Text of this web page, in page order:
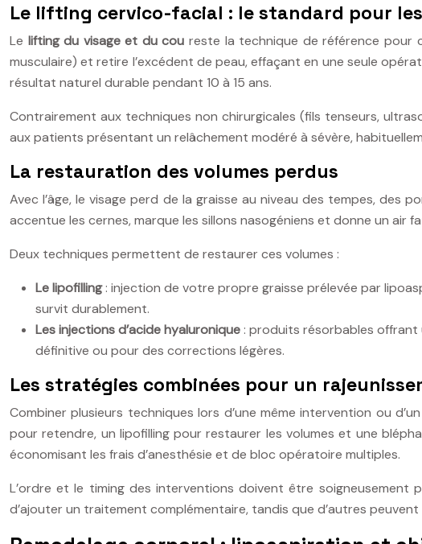
Le lifting cervico-facial : le standard pour
Le lifting du visage et du cou reste la technique de référence pour
musculaire) et retire l’excédent de peau, effaçant en une seule
résultat naturel durable pendant 10 à 15 ans.
Contrairement aux techniques non chirurgicales (fils tenseurs,
aux patients présentant un relâchement modéré à sévère,
La restauration des volumes perdus
Avec l’âge, le visage perd de la graisse au niveau des tempes,
accentue les cernes, marque les sillons nasogéniens et donne un air
Deux techniques permettent de restaurer ces volumes :
Le lipofilling: injection de votre propre graisse prélevée par
survit durablement.
Les injections d’acide hyaluronique: produits résorbables offrant
définitive ou pour des corrections légères.
Les stratégies combinées pour un
Combiner plusieurs techniques lors d’une même intervention ou
pour retendre, un lipofilling pour restaurer les volumes et une
économisant les frais d’anesthésie et de bloc opératoire multiples.
L’ordre et le timing des interventions doivent être
d’ajouter un traitement complémentaire, tandis que d’autres